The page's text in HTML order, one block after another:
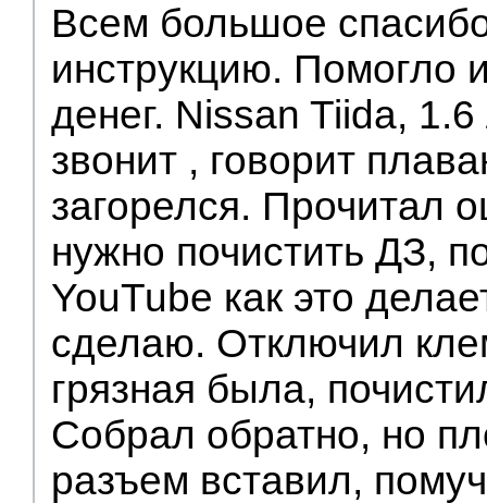
Всем большое
инструкцию. Помогло
денег. Nissan Tiida,
звонит , говорит
загорелся. Прочитал
нужно почистить ДЗ,
YouTube как это
сделаю. Отключил
грязная была,
Собрал обратно, но
разъем вставил,